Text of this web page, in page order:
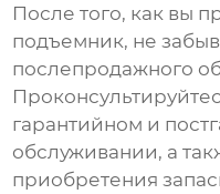
После того, как вы
подъемник, не
послепродажного
гарантийном и
обслуживании, а
приобретения